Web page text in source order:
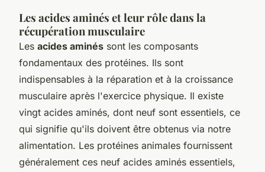
Les acides aminés et leur rôle dans la
récupération musculaire
Les acides aminés sont les composants
fondamentaux des protéines. Ils sont
indispensables à la réparation et à la croissance
musculaire après l'exercice physique. Il existe
vingt acides aminés, dont neuf sont essentiels, ce
qui signifie qu'ils doivent être obtenus via notre
alimentation. Les protéines animales fournissent
généralement ces neuf acides aminés essentiels,